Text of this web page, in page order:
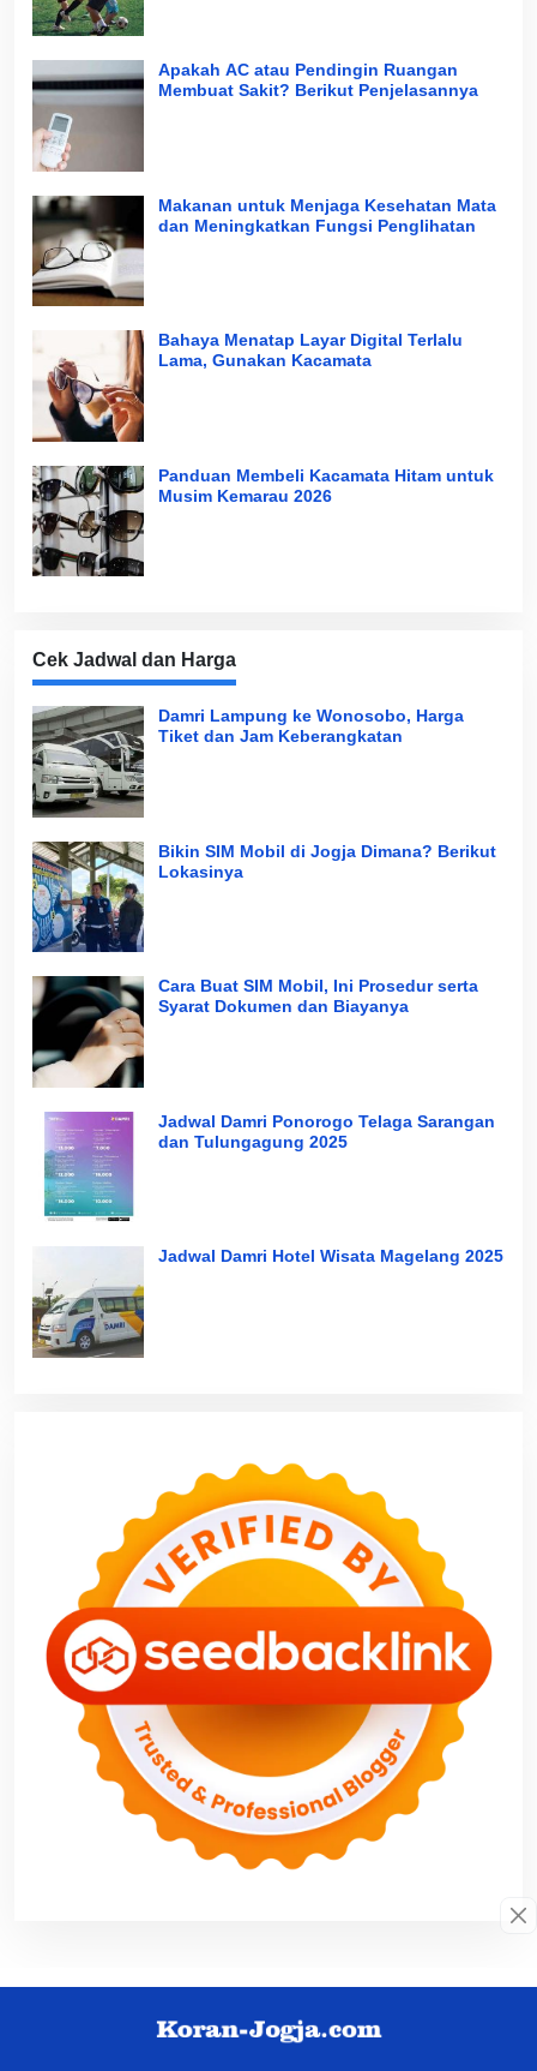
Apakah AC atau Pendingin Ruangan
Membuat Sakit? Berikut Penjelasannya
Makanan untuk Menjaga Kesehatan Mata
dan Meningkatkan Fungsi Penglihatan
Bahaya Menatap Layar Digital Terlalu
Lama, Gunakan Kacamata
Panduan Membeli Kacamata Hitam untuk
Musim Kemarau 2026
Cek Jadwal dan Harga
Damri Lampung ke Wonosobo, Harga
Tiket dan Jam Keberangkatan
Bikin SIM Mobil di Jogja Dimana? Berikut
Lokasinya
Cara Buat SIM Mobil, Ini Prosedur serta
Syarat Dokumen dan Biayanya
Jadwal Damri Ponorogo Telaga Sarangan
dan Tulungagung 2025
Jadwal Damri Hotel Wisata Magelang 2025